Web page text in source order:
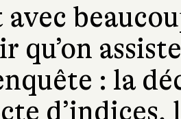
avec
qu’on
: la
d’indices,